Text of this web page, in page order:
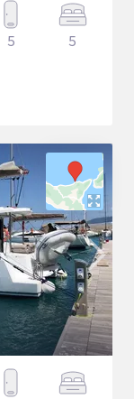
5 5